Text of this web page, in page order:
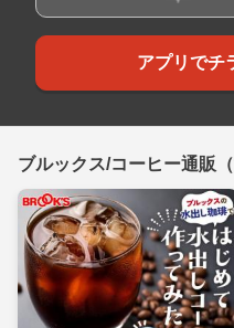
アプリでチ
ブルックス/コーヒー通販